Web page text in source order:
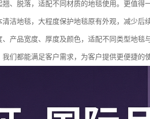
、脱落，适配不同材质的地毯使用。更值得
洁地毯，大程度保护地毯原有外观，减少后
产品宽度、厚度及颜色，适配不同类型地毯
们都能满足客户需求，为客户提供更便捷的